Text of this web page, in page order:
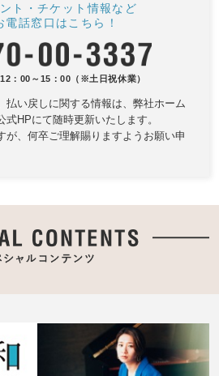
ト・チケット情報など
電話窓口はこちら！
：00～15：00（※土日祝休業）
い戻しに関する情報は、 弊社ホーム
HPにて随時更新いたします。
が、何卒ご理解賜りますようお願い申